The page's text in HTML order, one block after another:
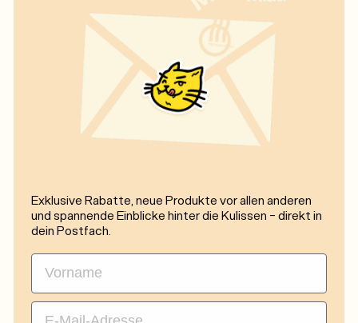
Exklusive Rabatte, neue Produkte vor allen anderen
und spannende Einblicke hinter die Kulissen - direkt in
dein Postfach.
First Name
Email